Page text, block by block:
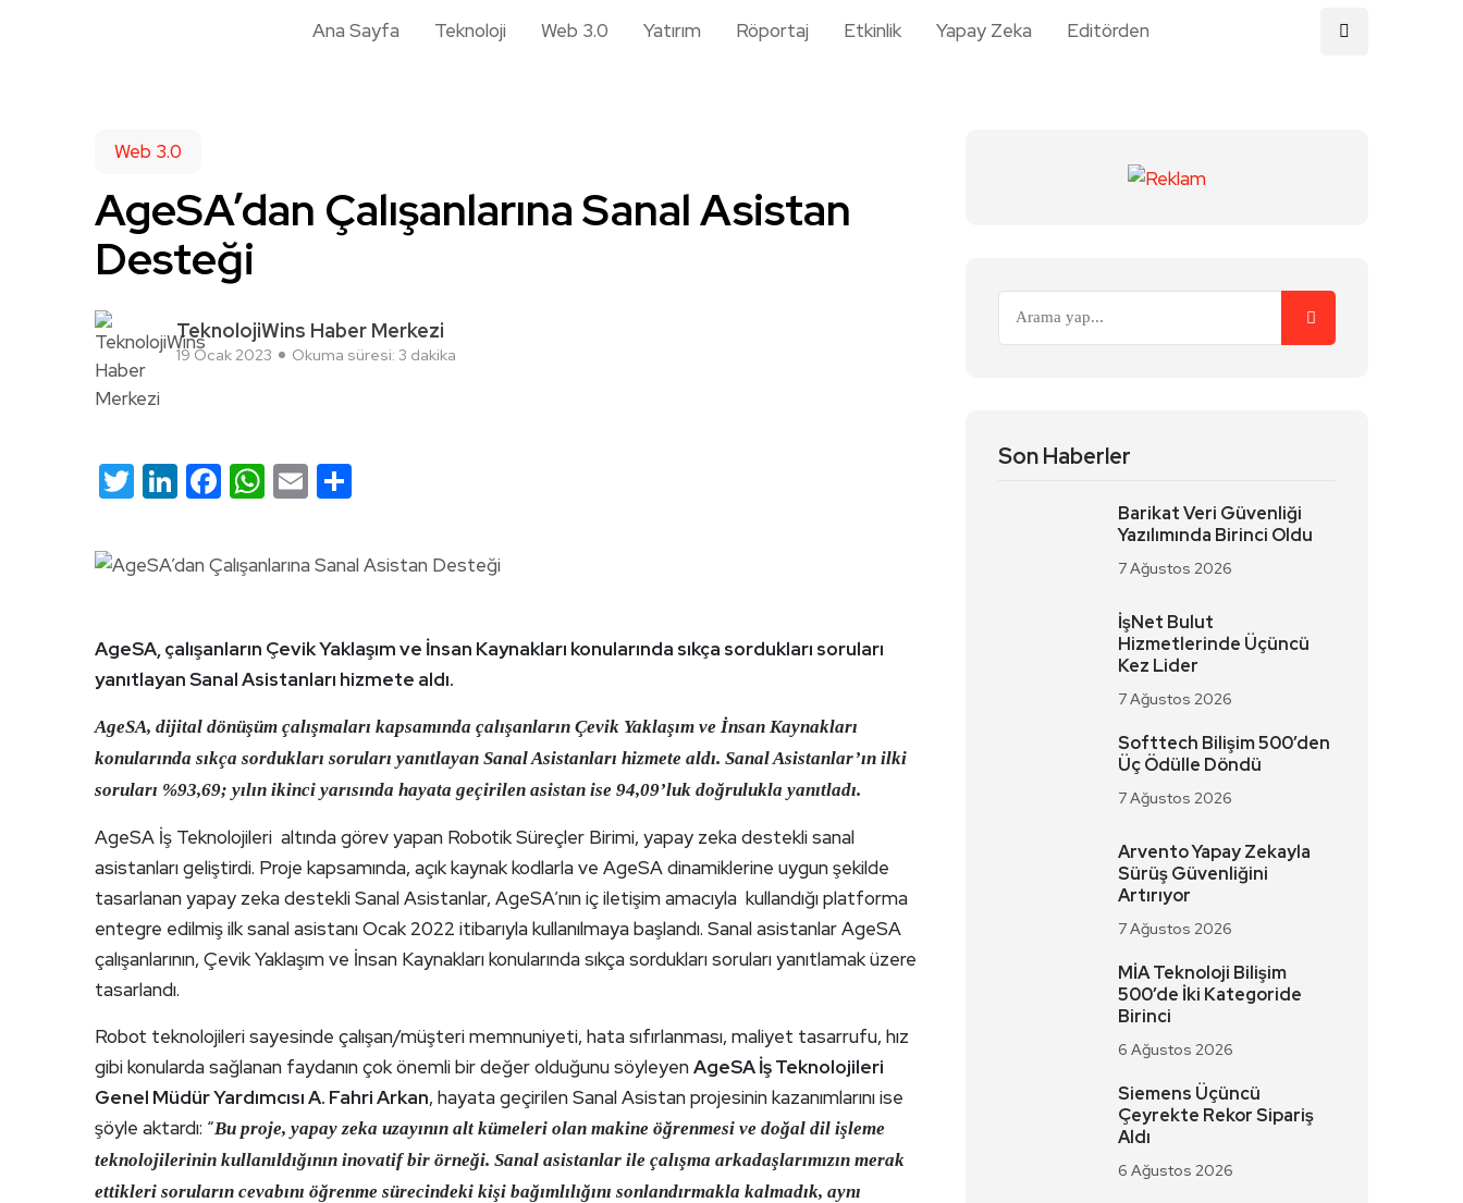
Ana Sayfa Teknoloji Web 3.0 Yatırım Röportaj Etkinlik Yapay Zeka Editörden
Web 3.0
AgeSA’dan Çalışanlarına Sanal Asistan
Desteği
TeknolojiWins Haber Merkezi
19 Ocak 2023 Okuma süresi: 3 dakika
Twitter
LinkedIn
Facebook
WhatsApp
Email
AgeSA, çalışanların Çevik Yaklaşım ve İnsan Kaynakları konularında sıkça sordukları soruları
yanıtlayan Sanal Asistanları hizmete aldı.
AgeSA, dijital dönüşüm çalışmaları kapsamında çalışanların Çevik Yaklaşım ve İnsan Kaynakları
konularında sıkça sordukları soruları yanıtlayan Sanal Asistanları hizmete aldı. Sanal Asistanlar’ın ilki
soruları %93,69; yılın ikinci yarısında hayata geçirilen asistan ise 94,09’luk doğrulukla yanıtladı.
AgeSA İş Teknolojileri altında görev yapan Robotik Süreçler Birimi, yapay zeka destekli sanal
asistanları geliştirdi. Proje kapsamında, açık kaynak kodlarla ve AgeSA dinamiklerine uygun şekilde
tasarlanan yapay zeka destekli Sanal Asistanlar, AgeSA’nın iç iletişim amacıyla kullandığı platforma
entegre edilmiş ilk sanal asistanı Ocak 2022 itibarıyla kullanılmaya başlandı. Sanal asistanlar AgeSA
çalışanlarının, Çevik Yaklaşım ve İnsan Kaynakları konularında sıkça sordukları soruları yanıtlamak üzere
tasarlandı.
Robot teknolojileri sayesinde çalışan/müşteri memnuniyeti, hata sıfırlanması, maliyet tasarrufu, hız
gibi konularda sağlanan faydanın çok önemli bir değer olduğunu söyleyenAgeSA İş Teknolojileri
Genel Müdür Yardımcısı A. Fahri Arkan, hayata geçirilen Sanal Asistan projesinin kazanımlarını ise
şöyle aktardı: “Bu proje, yapay zeka uzayının alt kümeleri olan makine öğrenmesi ve doğal dil işleme
teknolojilerinin kullanıldığının inovatif bir örneği. Sanal asistanlar ile çalışma arkadaşlarımızın merak
ettikleri soruların cevabını öğrenme sürecindeki kişi bağımlılığını sonlandırmakla kalmadık, aynı
Son Haberler
Barikat Veri Güvenliği
Yazılımında Birinci Oldu
7 Ağustos 2026
İşNet Bulut
Hizmetlerinde Üçüncü
Kez Lider
7 Ağustos 2026
Softtech Bilişim 500’den
Üç Ödülle Döndü
7 Ağustos 2026
Arvento Yapay Zekayla
Sürüş Güvenliğini
Artırıyor
7 Ağustos 2026
MİA Teknoloji Bilişim
500’de İki Kategoride
Birinci
6 Ağustos 2026
Siemens Üçüncü
Çeyrekte Rekor Sipariş
Aldı
6 Ağustos 2026